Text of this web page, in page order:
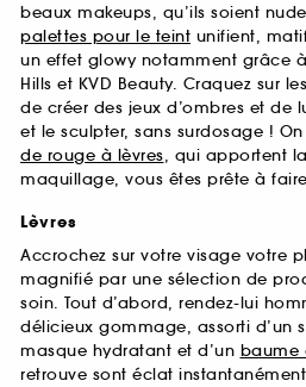
beaux makeups, qu’ils soient
palettes pour le teint unifient,
un effet glowy notamment grâce
Hills et KVD Beauty. Craquez sur les
de créer des jeux d’ombres et de
et le sculpter, sans surdosage !
de rouge à lèvres, qui apportent
maquillage, vous êtes prête à
Lèvres
Accrochez sur votre visage votre
magnifié par une sélection de
soin. Tout d’abord, rendez-lui
délicieux gommage, assorti d’un
masque hydratant et d’un baume
retrouve sont éclat